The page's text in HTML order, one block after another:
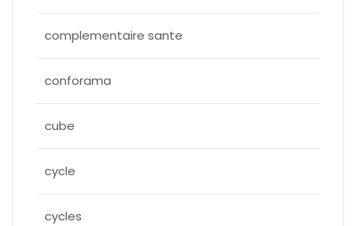
complementaire sante
conforama
cube
cycle
cycles